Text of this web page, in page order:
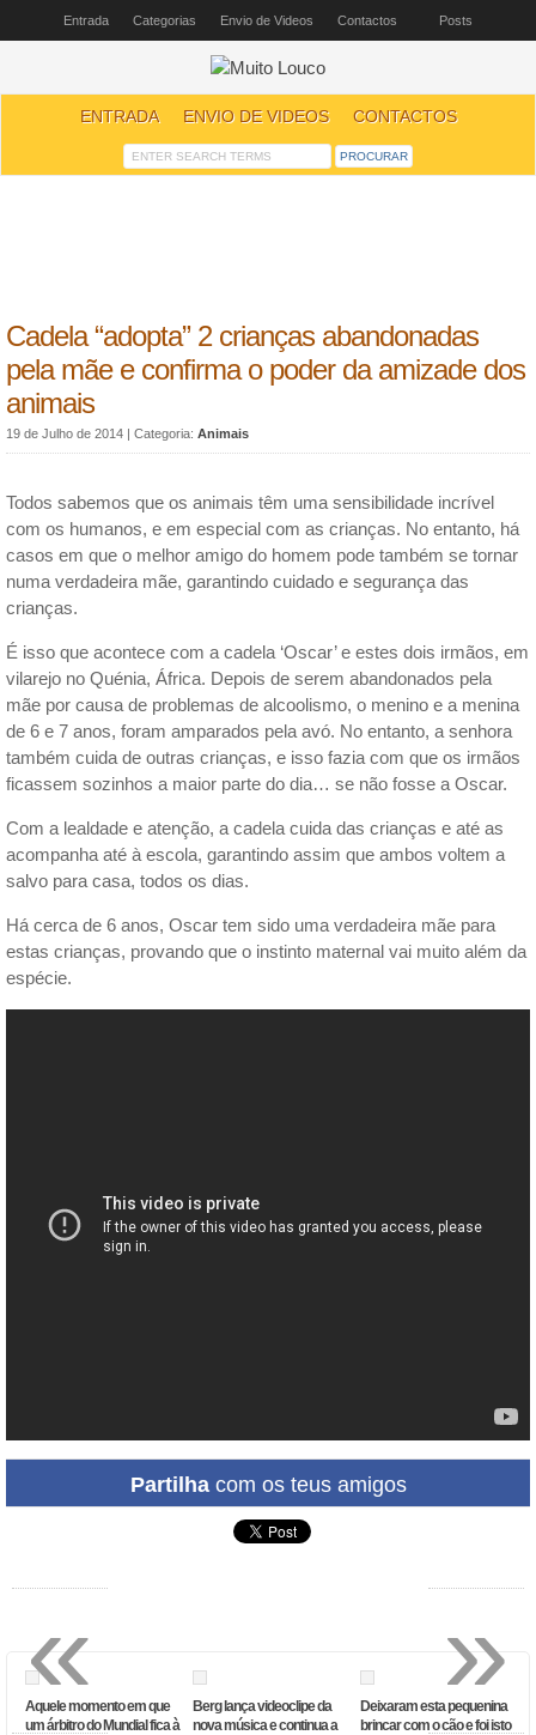
Entrada Categorias Envio de Videos Contactos Posts
ENTRADA ENVIO DE VIDEOS CONTACTOS
Cadela “adopta” 2 crianças abandonadas
pela mãe e confirma o poder da amizade dos
animais
19 de Julho de 2014 | Categoria: Animais
Todos sabemos que os animais têm uma sensibilidade incrível
com os humanos, e em especial com as crianças. No entanto, há
casos em que o melhor amigo do homem pode também se tornar
numa verdadeira mãe, garantindo cuidado e segurança das
crianças.
É isso que acontece com a cadela ‘Oscar’ e estes dois irmãos, em
vilarejo no Quénia, África. Depois de serem abandonados pela
mãe por causa de problemas de alcoolismo, o menino e a menina
de 6 e 7 anos, foram amparados pela avó. No entanto, a senhora
também cuida de outras crianças, e isso fazia com que os irmãos
ficassem sozinhos a maior parte do dia… se não fosse a Oscar.
Com a lealdade e atenção, a cadela cuida das crianças e até as
acompanha até à escola, garantindo assim que ambos voltem a
salvo para casa, todos os dias.
Há cerca de 6 anos, Oscar tem sido uma verdadeira mãe para
estas crianças, provando que o instinto maternal vai muito além da
espécie.
Partilhacom os teus amigos
Aquele momento em que
um árbitro do Mundial fica à
Berg lança videoclipe da
nova música e continua a
Deixaram esta pequenina
brincar com o cão e foi isto
»
«